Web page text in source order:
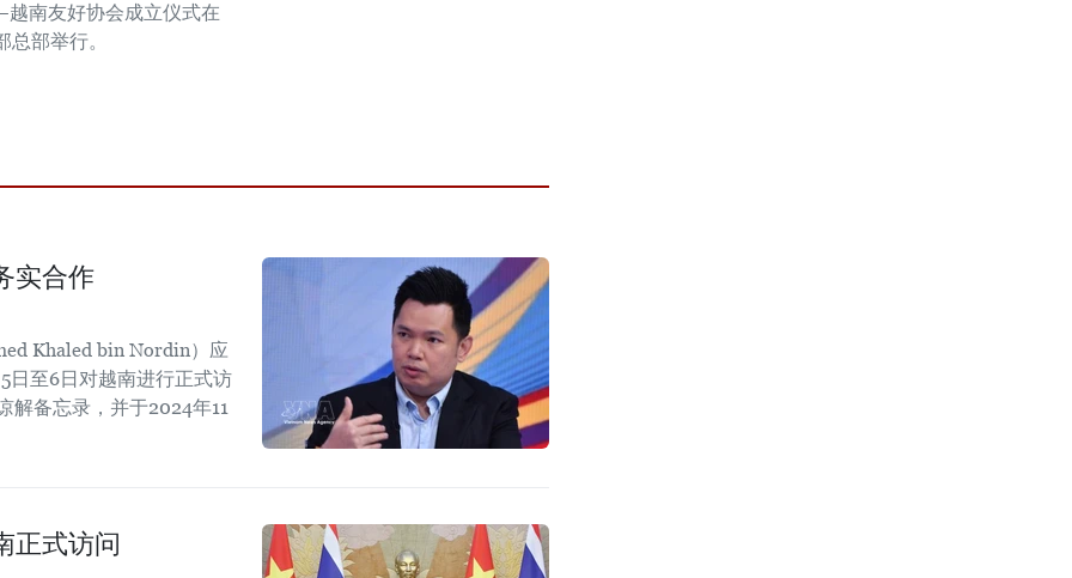
南友好协会成立仪式在
总部举行。
实合作
Khaled bin Nordin）应
日至6日对越南进行正式访
解备忘录，并于2024年11
正式访问